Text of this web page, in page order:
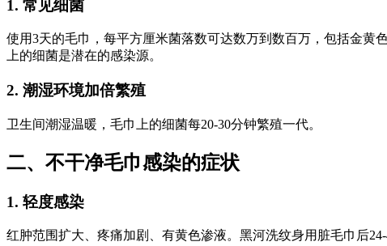
1. 常见细菌
使用3天的毛巾，每平方厘米菌落数可达数万到数百万，包括金黄
上的细菌是潜在的感染源。
2. 潮湿环境加倍繁殖
卫生间潮湿温暖，毛巾上的细菌每20-30分钟繁殖一代。
二、不干净毛巾感染的症状
1. 轻度感染
红肿范围扩大、疼痛加剧、有黄色渗液。黑河洗纹身用脏毛巾后